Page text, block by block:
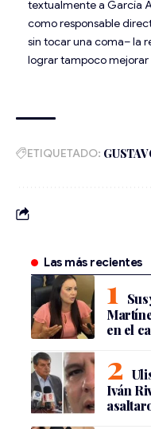
textualmente a García
como responsable
sin tocar una coma– la
lograr tampoco mejorar
ETIQUETADO:
Las más recientes
en el
Iván